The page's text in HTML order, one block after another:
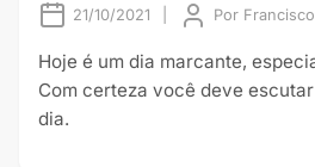
21/10/2021 Por
Hoje é um dia marcante,
Com certeza você deve
dia.